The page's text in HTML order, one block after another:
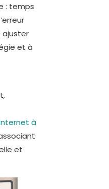
: temps
ajuster
et à
à
et